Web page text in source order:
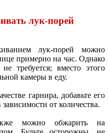
лук-порей
лук-порей можно
примерно на час. Однако
требуется; вместо этого
камеры в еду.
гарнира, добавьте его
от количества.
можно обжарить на